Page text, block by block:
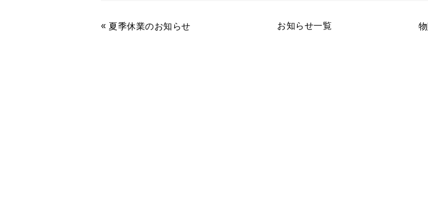
« 夏季休業のお知らせ お知らせ一覧